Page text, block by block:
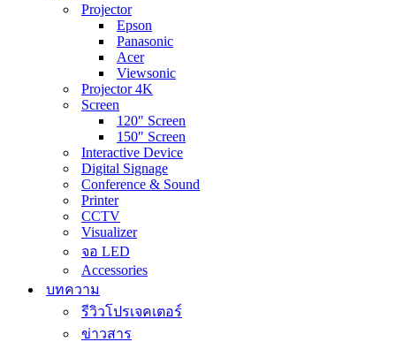
Projector
Epson
Panasonic
Acer
Viewsonic
Projector 4K
Screen
120″ Screen
150″ Screen
Interactive Device
Digital Signage
Conference & Sound
Printer
CCTV
Visualizer
จอ LED
Accessories
บทความ
รีวิวโปรเจคเตอร์
ข่าวสาร